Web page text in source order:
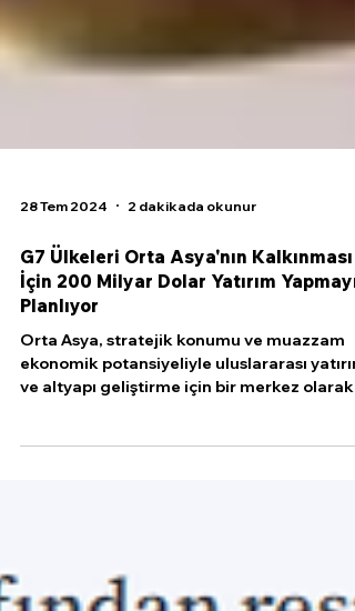
28 Tem 2024 2 dakikada okunur
G7 Ülkeleri Orta Asya'nın Kalkınması
İçin 200 Milyar Dolar Yatırım Yapmayı
Planlıyor
Orta Asya, stratejik konumu ve muazzam
ekonomik potansiyeliyle uluslararası
ortaya...